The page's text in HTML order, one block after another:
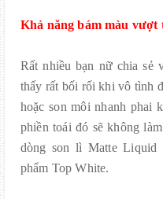
Khả năng bám màu vượt
Rất nhiều bạn nữ chia sẻ
thấy rất bối rối khi vô tình
hoặc son môi nhanh phai
phiền toái đó sẽ không
dòng son lì Matte Liquid
phẩm Top White.